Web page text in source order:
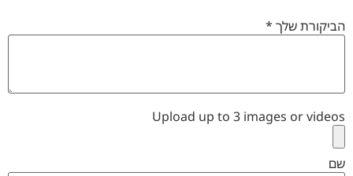
הביקורת שלך *
Upload up to 3 images or videos
שם